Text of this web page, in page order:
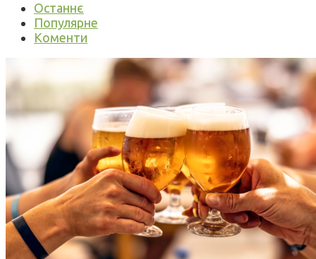
Останнє
Популярне
Коменти